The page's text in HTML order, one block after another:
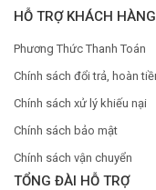
HỖ TRỢ KHÁCH HÀNG
Phương Thức Thanh Toán
Chính sách đổi trả, hoàn
Chính sách xử lý khiếu nại
Chính sách bảo mật
Chính sách vận chuyển
TỔNG ĐÀI HỖ TRỢ